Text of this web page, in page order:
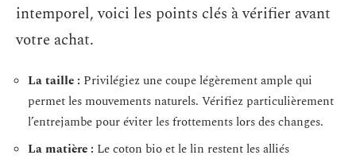
intemporel, voici les points clés à vérifier avant
votre achat.
La taille : Privilégiez une coupe légèrement ample qui
permet les mouvements naturels. Vérifiez particulièrement
l’entrejambe pour éviter les frottements lors des changes.
La matière : Le coton bio et le lin restent les alliés